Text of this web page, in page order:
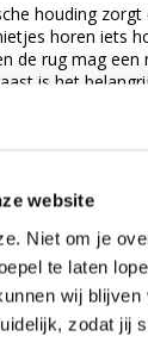
website
Niet om je
te laten
wij blijven
zodat jij
houding
horen iets
de rug mag een
is het
baby stevig
comfort.
in hoe strak de
wordt,